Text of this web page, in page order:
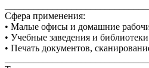
Сфера применения:
• Малые офисы и домашние
• Учебные заведения и
• Печать документов,